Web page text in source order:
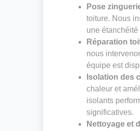
Pose
toiture. Nous
une
Réparation
nous
équipe est
Isolation des
chaleur et
isolants
significatives.
Nettoyage et